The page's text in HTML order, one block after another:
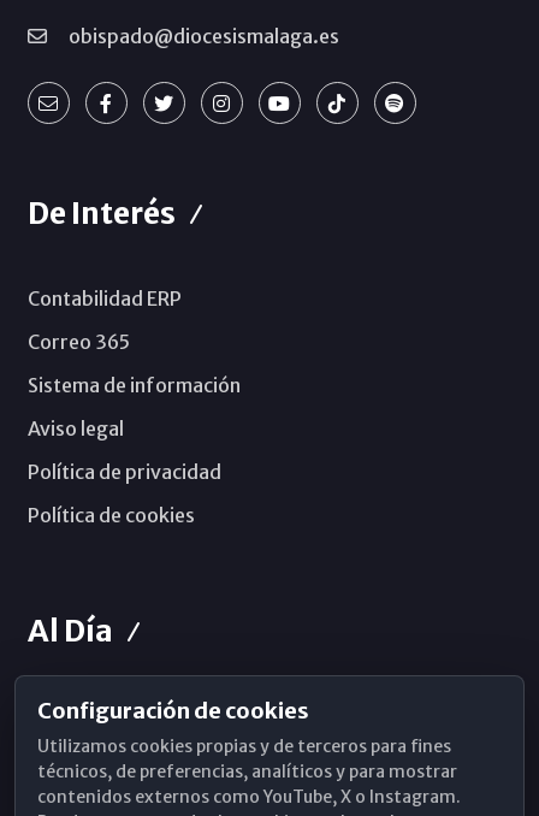
obispado@diocesismalaga.es
De Interés
Contabilidad ERP
Correo 365
Sistema de información
Aviso legal
Política de privacidad
Política de cookies
Al Día
Horarios de Misa
Hemeroteca
WhatsApp
Configuración de cookies
Utilizamos cookies propias y de terceros para fines
técnicos, de preferencias, analíticos y para mostrar
contenidos externos como YouTube, X o Instagram.